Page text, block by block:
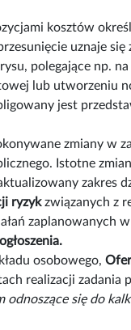
kosztów
uznaje
polegające np.
lub utworzeniu
jest
zmiany w
Istotne
zakres
ryzykzwiązanych z
zaplanowanych
osobowego,
realizacji zadania
odnoszące się do